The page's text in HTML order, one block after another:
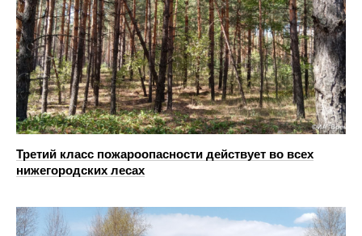
Третий класс пожароопасности действует во всех
нижегородских лесах